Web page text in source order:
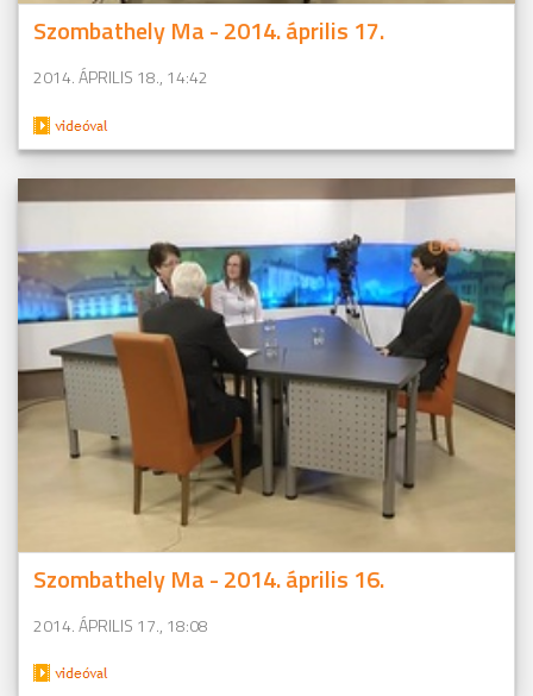
Szombathely Ma - 2014. április 17.
2014. ÁPRILIS 18., 14:42
Szombathely Ma - 2014. április 16.
2014. ÁPRILIS 17., 18:08